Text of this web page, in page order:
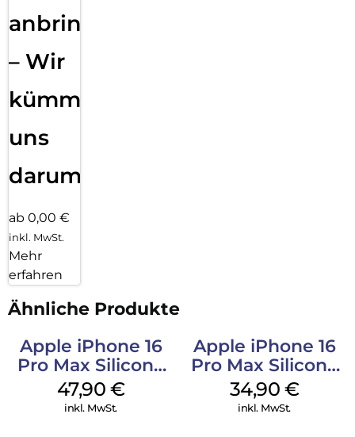
anbringen
– Wir
kümmern
uns
darum!
ab 0,00 €
inkl. MwSt.
Mehr
erfahren
Ähnliche Produkte
Apple iPhone 16
Pro Max Silicone
Case MagSafe
Black
47,90 €
inkl. MwSt.
Apple iPhone 16
Pro Max Silicone
Case MagSafe
Denim
34,90 €
inkl. MwSt.